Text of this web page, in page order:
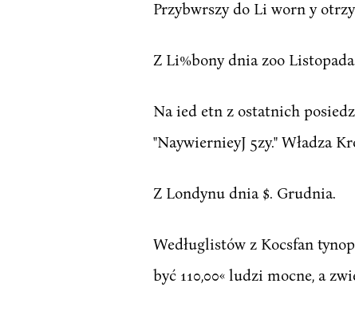
Przybwrszy do Li worn y
Z Li%bony dnia zoo Listopada.
Na ied etn z ostatnich
"NaywiernieyJ 5zy." Władza
Z Londynu dnia $. Grudnia.
Wedługlistów z Kocsfan
być 110,00« ludzi mocne, a